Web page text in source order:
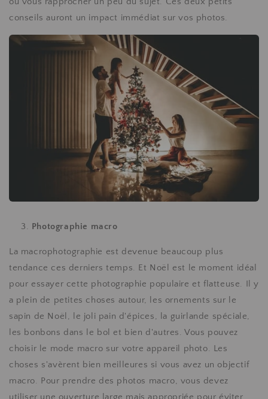
conseils auront un impact immédiat sur vos photos.
Photographie macro
La macrophotographie est devenue beaucoup plus
tendance ces derniers temps. Et Noël est le moment idéal
pour essayer cette photographie populaire et flatteuse. Il y
a plein de petites choses autour, les ornements sur le
sapin de Noël, le joli pain d'épices, la guirlande spéciale,
les bonbons dans le bol et bien d'autres. Vous pouvez
choisir le mode macro sur votre appareil photo. Les
choses s'avèrent bien meilleures si vous avez un objectif
macro. Pour prendre des photos macro, vous devez